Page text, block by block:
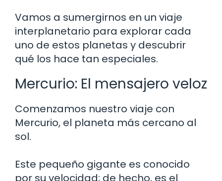
Vamos a sumergirnos en un viaje
interplanetario para explorar cada
uno de estos planetas y descubrir
qué los hace tan especiales.
Mercurio: El mensajero veloz
Comenzamos nuestro viaje con
Mercurio, el planeta más cercano al
sol.
Este pequeño gigante es conocido
por su velocidad; de hecho, es el